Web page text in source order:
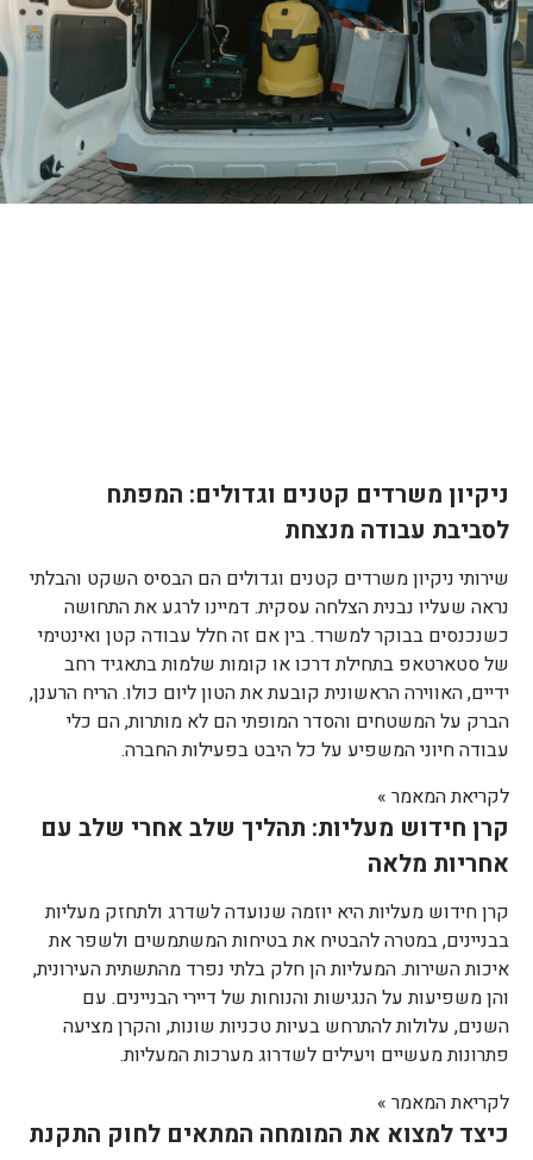
ניקיון משרדים קטנים וגדולים: המפתח
לסביבת עבודה מנצחת
שירותי ניקיון משרדים קטנים וגדולים הם הבסיס השקט והבלתי
נראה שעליו נבנית הצלחה עסקית. דמיינו לרגע את התחושה
כשנכנסים בבוקר למשרד. בין אם זה חלל עבודה קטן ואינטימי
של סטארטאפ בתחילת דרכו או קומות שלמות בתאגיד רחב
ידיים, האווירה הראשונית קובעת את הטון ליום כולו. הריח הרענן,
הברק על המשטחים והסדר המופתי הם לא מותרות, הם כלי
עבודה חיוני המשפיע על כל היבט בפעילות החברה.
לקריאת המאמר »
קרן חידוש מעליות: תהליך שלב אחרי שלב עם
אחריות מלאה
קרן חידוש מעליות היא יוזמה שנועדה לשדרג ולתחזק מעליות
בבניינים, במטרה להבטיח את בטיחות המשתמשים ולשפר את
איכות השירות. המעליות הן חלק בלתי נפרד מהתשתית העירונית,
והן משפיעות על הנגישות והנוחות של דיירי הבניינים. עם
השנים, עלולות להתרחש בעיות טכניות שונות, והקרן מציעה
פתרונות מעשיים ויעילים לשדרוג מערכות המעליות.
לקריאת המאמר »
כיצד למצוא את המומחה המתאים לחוק התקנת